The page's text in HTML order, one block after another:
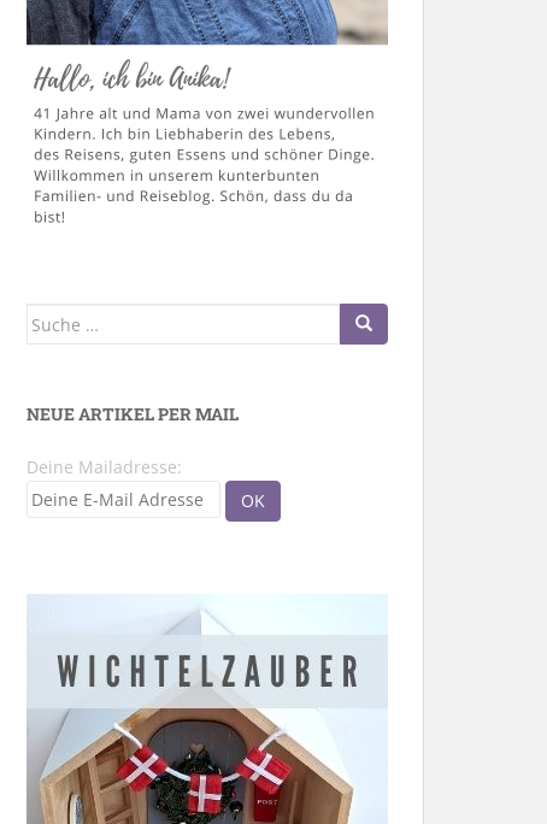
Suche
NEUE ARTIKEL PER MAIL
Deine Mailadresse: